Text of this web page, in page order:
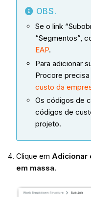
OBS.
Se o link
“Segmentos”,
EAP.
Para adicionar
Procore precisa
custo da
Os códigos de
códigos de
projeto.
Clique em Adicionar
em massa.